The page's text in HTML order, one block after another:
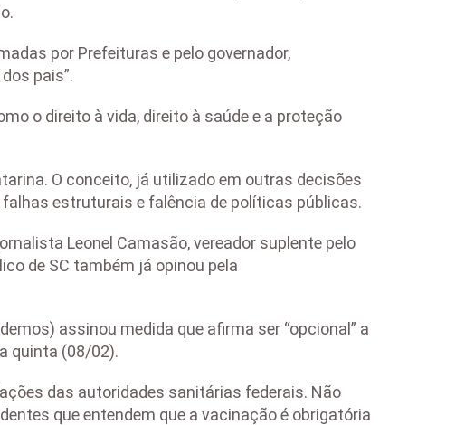
por Prefeituras e pelo governador,
pais”.
o direito à vida, direito à saúde e a proteção
O conceito, já utilizado em outras decisões
estruturais e falência de políticas públicas.
Leonel Camasão, vereador suplente pelo
de SC também já opinou pela
assinou medida que afirma ser “opcional” a
quinta (08/02).
das autoridades sanitárias federais. Não
que entendem que a vacinação é obrigatória